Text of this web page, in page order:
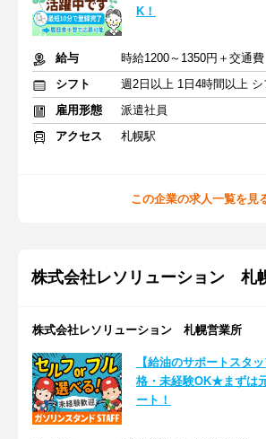
K！
給与
時給1200～1350円＋交通費
シフト
雇用形態
派遣社員
アクセス
札幌駅
この企業の求人一覧を見
株式会社レソリューション 札
株式会社レソリューション 札幌営業所
【給油のサポートスタ
格・未経験OK★まずは
ート！